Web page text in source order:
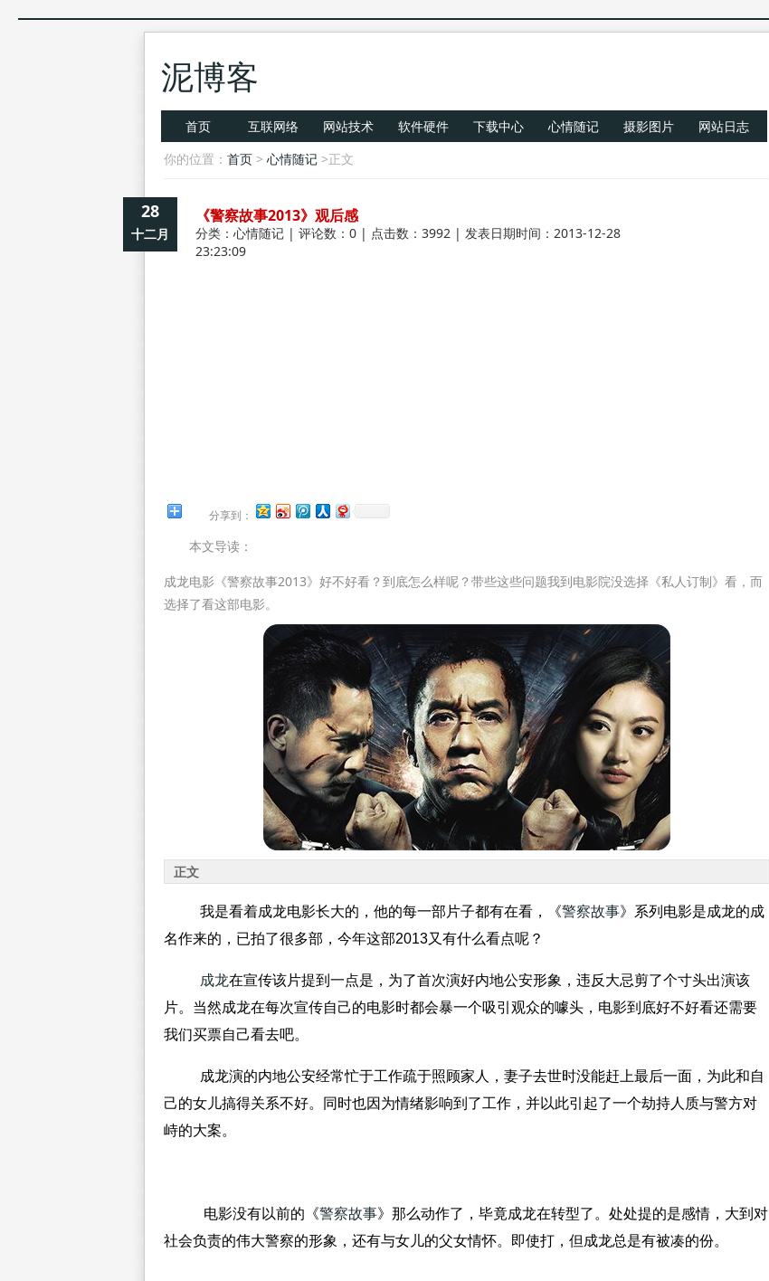
泥博客
首页 互联网络 网站技术 软件硬件 下载中心 心情随记 摄影图片
网站日志
你的位置： 首页> 心情随记>正文
28
十二月
《警察故事2013》观后感
分类： 心情随记| 评论数：0 | 点击数：3992 | 发表日期时间：2013-12-28
23:23:09
分享到：
本文导读：
成龙电影《警察故事2013》好不好看？到底怎么样呢？带些这些问题我到电影院没选择《私人订制》看，而
选择了看这部电影。
正文
我是看着成龙电影长大的，他的每一部片子都有在看，《警察故事》系列电影是成龙的成
名作来的，已拍了很多部，今年这部2013又有什么看点呢？
成龙在宣传该片提到一点是，为了首次演好内地公安形象，违反大忌剪了个寸头出演该
片。当然成龙在每次宣传自己的电影时都会暴一个吸引观众的噱头，电影到底好不好看还需要
我们买票自己看去吧。
成龙演的内地公安经常忙于工作疏于照顾家人，妻子去世时没能赶上最后一面，为此和自
己的女儿搞得关系不好。同时也因为情绪影响到了工作，并以此引起了一个劫持人质与警方对
峙的大案。
电影没有以前的《警察故事》那么动作了，毕竟成龙在转型了。处处提的是感情，大到对
社会负责的伟大警察的形象，还有与女儿的父女情怀。即使打，但成龙总是有被凑的份。